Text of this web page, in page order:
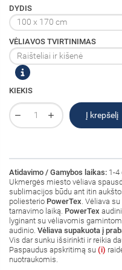
DYDIS
VĖLIAVOS TVIRTINIMAS
KIEKIS
Į krepšelį
Atidavimo / Gamybos laikas: 1-4
Ukmergės miesto vėliava
sublimacijos būdu ant itin
poliesterio PowerTex . Vėliava
tarnavimo laiką. PowerTex
lyginant su vėliavomis
audinio. Vėliava supakuota į
Vis dar sunku išsirinkti ir reikia
Paspaudus apskritimą su (i)
nuotraukomis.